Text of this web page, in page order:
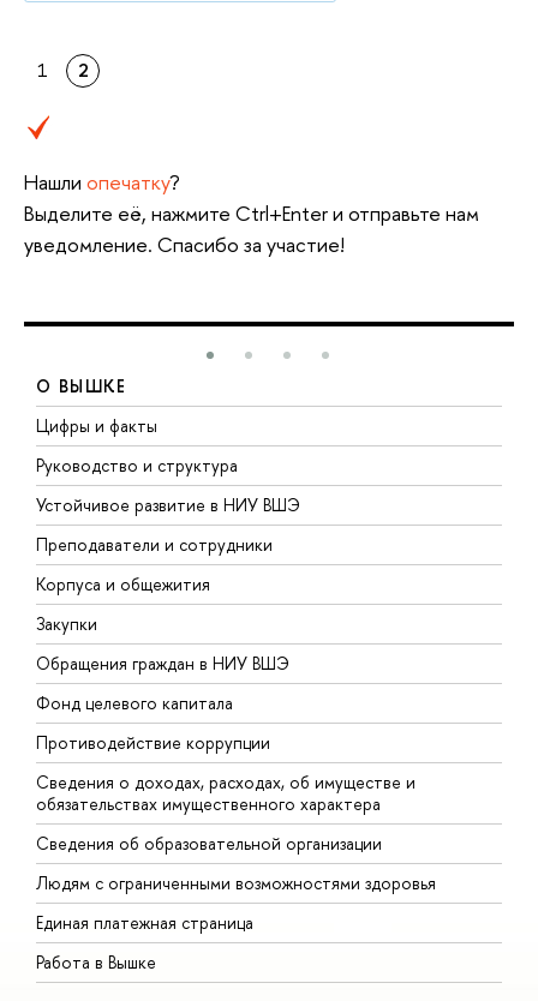
1 2
Нашли опечатку?
Выделите её, нажмите Ctrl+Enter и отправьте нам
уведомление. Спасибо за участие!
О ВЫШКЕ
Цифры и факты
Руководство и структура
Устойчивое развитие в НИУ ВШЭ
Преподаватели и сотрудники
Корпуса и общежития
Закупки
Обращения граждан в НИУ ВШЭ
Фонд целевого капитала
Противодействие коррупции
Сведения о доходах, расходах, об имуществе и
обязательствах имущественного характера
Сведения об образовательной организации
Людям с ограниченными возможностями здоровья
Единая платежная страница
Работа в Вышке